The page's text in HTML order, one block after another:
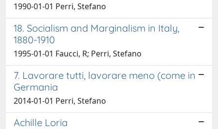
1990-01-01 Perri, Stefano
18. Socialism and Marginalism in Italy,
1880-1910
1995-01-01 Faucci, R; Perri, Stefano
7. Lavorare tutti, lavorare meno (come in
Germania
2014-01-01 Perri, Stefano
Achille Loria